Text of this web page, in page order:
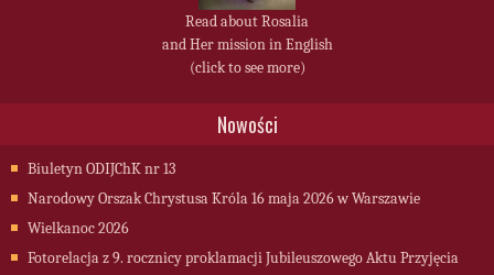
Read about Rosalia
and Her mission in English
(click to see more)
Nowości
Biuletyn ODIJChK nr 13
Narodowy Orszak Chrystusa Króla 16 maja 2026 w Warszawie
Wielkanoc 2026
Fotorelacja z 9. rocznicy proklamacji Jubileuszowego Aktu Przyjęcia